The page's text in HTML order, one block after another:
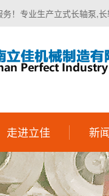
！专业生产立式长轴泵,
走进立佳 新